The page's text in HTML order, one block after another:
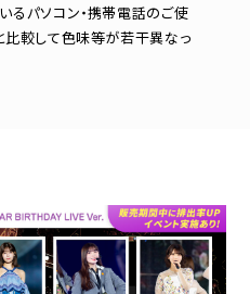
パソコン・携帯電話のご使
比較して色味等が若干異なっ